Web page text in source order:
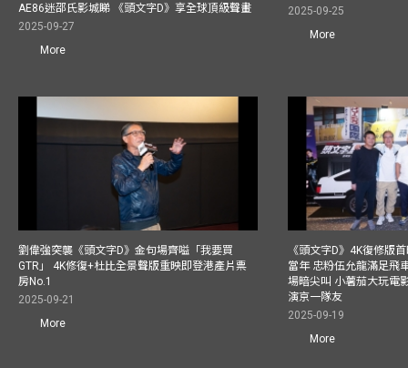
AE86迷邵氏影城睇 《頭文字D》享全球頂級聲畫
2025-09-27
More
2025-09-25
More
劉偉強突襲《頭文字D》金句場齊嗌「我要買
GTR」 4K修復+杜比全景聲版重映即登港產片票
房No.1
2025-09-21
More
《頭文字D》4K復修版
當年 忠粉伍允龍滿足飛
場暗尖叫 小薯茄大玩電
演京一隊友
2025-09-19
More